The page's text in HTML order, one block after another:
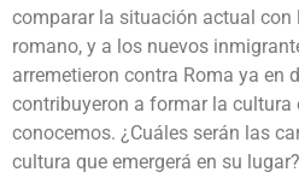
comparar la situación actual con
romano, y a los nuevos
arremetieron contra Roma ya en
contribuyeron a formar la cultura
conocemos. ¿Cuáles serán las
cultura que emergerá en su